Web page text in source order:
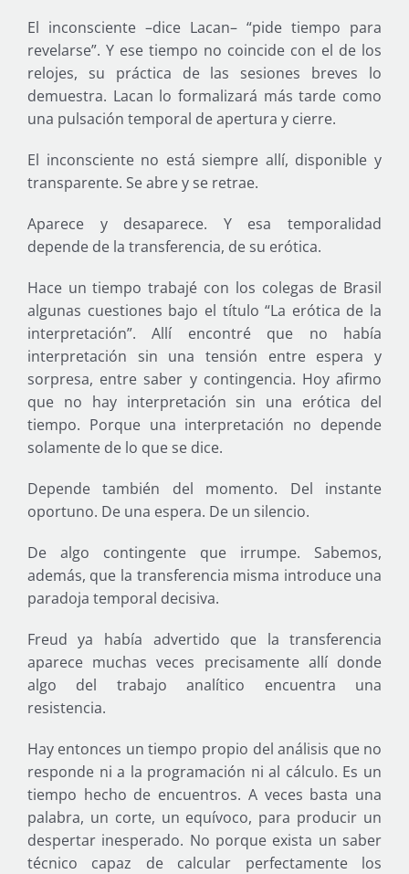
El inconsciente –dice Lacan– “pide tiempo para
revelarse”. Y ese tiempo no coincide con el de los
relojes, su práctica de las sesiones breves lo
demuestra. Lacan lo formalizará más tarde como
una pulsación temporal de apertura y cierre.
El inconsciente no está siempre allí, disponible y
transparente. Se abre y se retrae.
Aparece y desaparece. Y esa temporalidad
depende de la transferencia, de su erótica.
Hace un tiempo trabajé con los colegas de Brasil
algunas cuestiones bajo el título “La erótica de la
interpretación”. Allí encontré que no había
interpretación sin una tensión entre espera y
sorpresa, entre saber y contingencia. Hoy afirmo
que no hay interpretación sin una erótica del
tiempo. Porque una interpretación no depende
solamente de lo que se dice.
Depende también del momento. Del instante
oportuno. De una espera. De un silencio.
De algo contingente que irrumpe. Sabemos,
además, que la transferencia misma introduce una
paradoja temporal decisiva.
Freud ya había advertido que la transferencia
aparece muchas veces precisamente allí donde
algo del trabajo analítico encuentra una
resistencia.
Hay entonces un tiempo propio del análisis que no
responde ni a la programación ni al cálculo. Es un
tiempo hecho de encuentros. A veces basta una
palabra, un corte, un equívoco, para producir un
despertar inesperado. No porque exista un saber
técnico capaz de calcular perfectamente los